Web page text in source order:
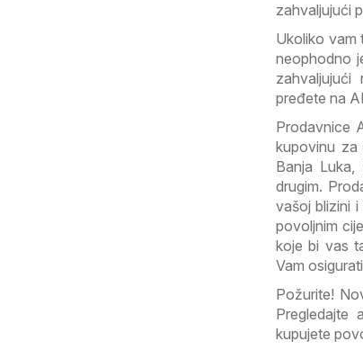
zahvaljujući
Ukoliko vam
neophodno
zahvaljujući
pređete na
Prodavnice
kupovinu za
Banja Luka,
drugim.
vašoj blizini
povoljnim
koje bi vas
Vam
Požurite!
Pregledajte
kupujete